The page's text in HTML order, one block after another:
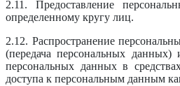
2.11. Предоставление
определенному кругу лиц.
2.12. Распространение
(передача персональных
персональных данных в
доступа к персональным данным